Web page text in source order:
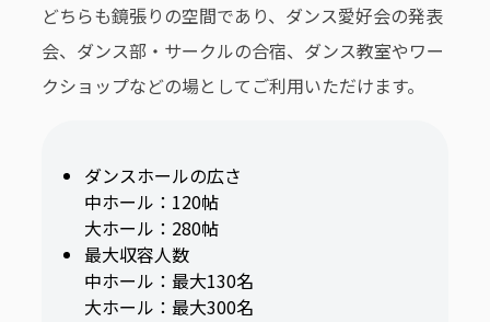
どちらも鏡張りの空間であり、ダンス愛好会の発表
会、ダンス部・サークルの合宿、ダンス教室やワー
クショップなどの場としてご利用いただけます。
ダンスホールの広さ
中ホール：120帖
大ホール：280帖
最大収容人数
中ホール：最大130名
大ホール：最大300名